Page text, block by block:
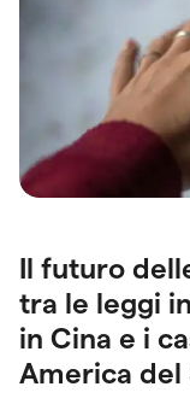
Il futuro
tra le leggi
in Cina e i
America del